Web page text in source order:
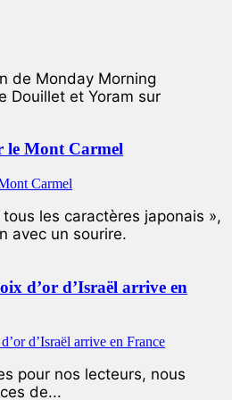
de Monday Morning
Douillet et Yoram sur
le Mont Carmel
les caractères japonais »,
avec un sourire.
d’or d’Israël arrive en
pour nos lecteurs, nous
de...